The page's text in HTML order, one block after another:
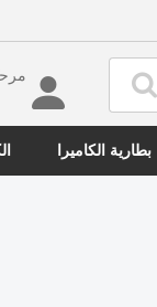
مرحبًا, قم
بطارية الكاميرا